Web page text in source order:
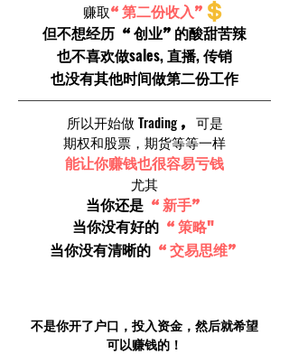
赚取“第二份收入”
但不想经历 “创业”的酸甜苦辣
也不喜欢做sales, 直播, 传销
也没有其他时间做第二份工作
所以开始做 Trading , 可是
期权和股票，期货等等一样
能让你赚钱也很容易亏钱
尤其
当你还是 “新手”
当你没有好的 “策略"
当你没有清晰的 “交易思维”
不是你开了户口，投入资金，然后就希望
可以赚钱的！